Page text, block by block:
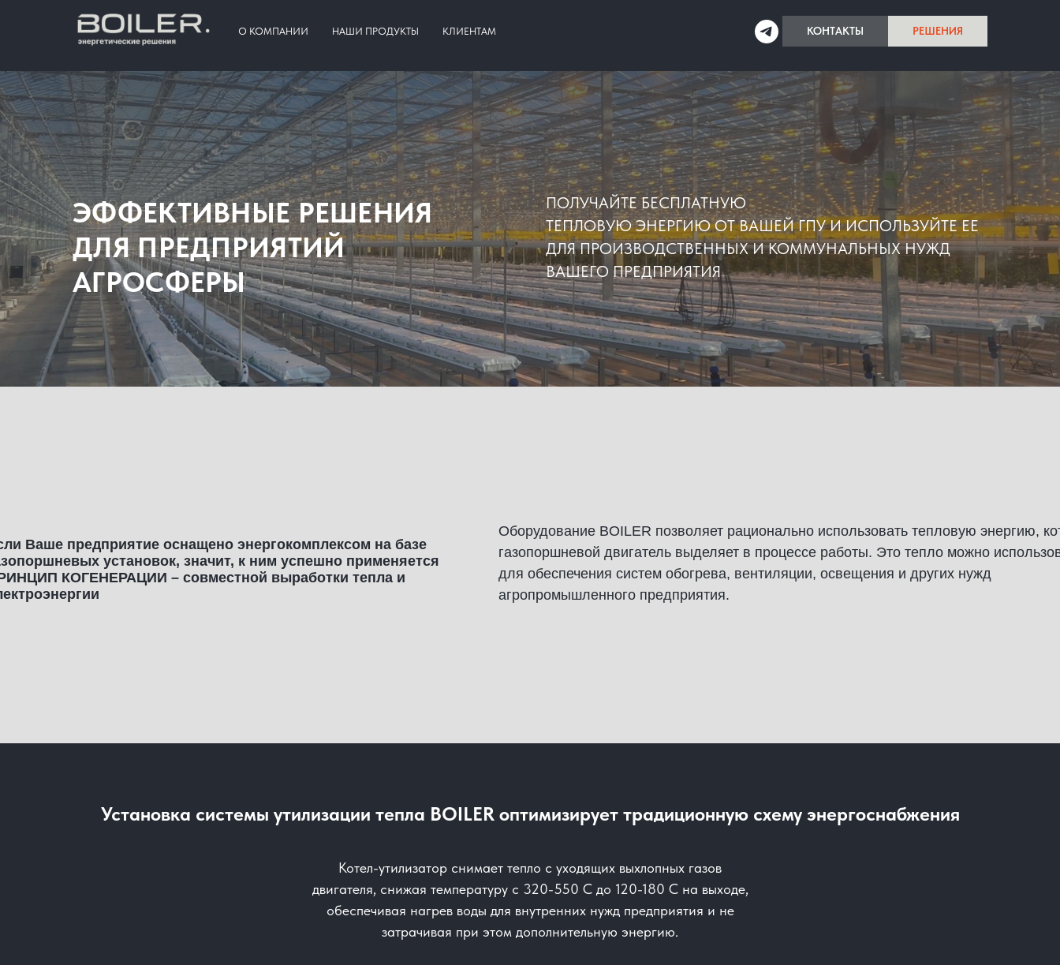
О КОМПАНИИ НАШИ ПРОДУКТЫ КЛИЕНТАМ КОНТАКТЫ РЕШЕНИЯ
ЭФФЕКТИВНЫЕ РЕШЕНИЯ
ДЛЯ ПРЕДПРИЯТИЙ
АГРОСФЕРЫ
ПОЛУЧАЙТЕ БЕСПЛАТНУЮ
ТЕПЛОВУЮ ЭНЕРГИЮ ОТ ВАШЕЙ ГПУ И ИСПОЛЬЗУЙТЕ ЕЕ
ДЛЯ ПРОИЗВОДСТВЕННЫХ И КОММУНАЛЬНЫХ НУЖД
ВАШЕГО ПРЕДПРИЯТИЯ
Оборудование BOILER позволяет рационально использовать тепловую энергию,
газопоршневой двигатель выделяет в процессе работы. Это тепло можно
для обеспечения систем обогрева, вентиляции, освещения и других нужд
агропромышленного предприятия.
Ваше предприятие оснащено энергокомплексом на базе
установок, значит, к ним успешно применяется
КОГЕНЕРАЦИИ – совместной выработки тепла и
Установка системы утилизации тепла BOILER оптимизирует традиционную схему энергоснабжения
Котел-утилизатор снимает тепло с уходящих выхлопных газов
двигателя, снижая температуру с 320-550 С до 120-180 С на выходе,
обеспечивая нагрев воды для внутренних нужд предприятия и не
затрачивая при этом дополнительную энергию.